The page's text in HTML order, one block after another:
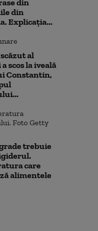
cafea”
din
din
Explicația...
al
scos la iveală
Constantin,
trebuie
care
alimentele